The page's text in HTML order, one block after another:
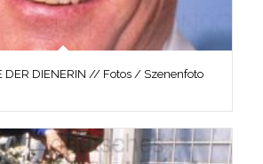
DER DIENERIN // Fotos / Szenenfoto